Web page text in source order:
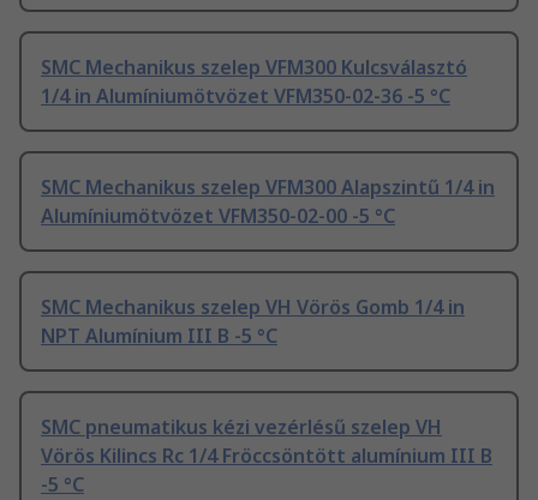
SMC Mechanikus szelep VFM300 Kulcsválasztó
1/4 in Alumíniumötvözet VFM350-02-36 -5 °C
SMC Mechanikus szelep VFM300 Alapszintű 1/4 in
Alumíniumötvözet VFM350-02-00 -5 °C
SMC Mechanikus szelep VH Vörös Gomb 1/4 in
NPT Alumínium III B -5 °C
SMC pneumatikus kézi vezérlésű szelep VH
Vörös Kilincs Rc 1/4 Fröccsöntött alumínium III B
-5 °C